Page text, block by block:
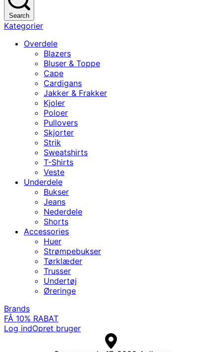
Search
Kategorier
Overdele
Blazers
Bluser & Toppe
Cape
Cardigans
Jakker & Frakker
Kjoler
Poloer
Pullovers
Skjorter
Strik
Sweatshirts
T-Shirts
Veste
Underdele
Bukser
Jeans
Nederdele
Shorts
Accessories
Huer
Strømpebukser
Tørklæder
Trusser
Undertøj
Øreringe
Brands
FÅ 10% RABAT
Log indOpret bruger